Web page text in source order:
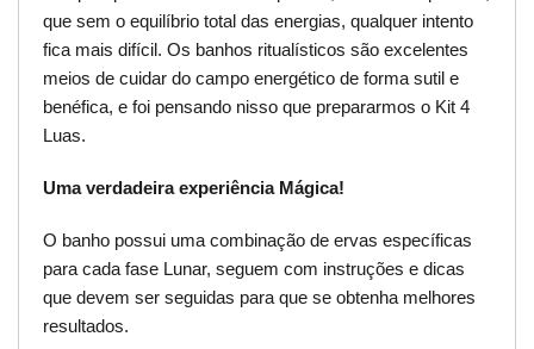
que sem o equilíbrio total das energias, qualquer intento
fica mais difícil. Os banhos ritualísticos são excelentes
meios de cuidar do campo energético de forma sutil e
benéfica, e foi pensando nisso que prepararmos o Kit 4
Luas.
Uma verdadeira experiência Mágica!
O banho possui uma combinação de ervas específicas
para cada fase Lunar, seguem com instruções e dicas
que devem ser seguidas para que se obtenha melhores
resultados.